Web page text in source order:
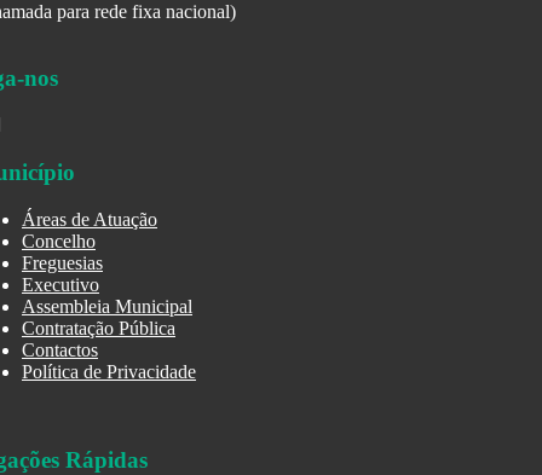
para rede fixa nacional)
nos
Áreas de Atuação
Concelho
Freguesias
Executivo
Assembleia Municipal
Contratação Pública
Contactos
Política de Privacidade
Rápidas